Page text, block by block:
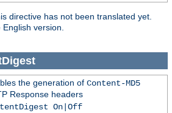
directive has not been translated yet.
version.
the generation of Content-MD5
Response headers
On|Off